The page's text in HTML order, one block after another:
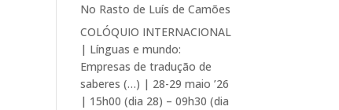
No Rasto de Luís de Camões
COLÓQUIO INTERNACIONAL
| Línguas e mundo:
Empresas de tradução de
saberes (…) | 28-29 maio ’26
| 15h00 (dia 28) – 09h30 (dia